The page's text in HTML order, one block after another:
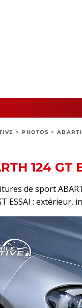
> PHOTOS >
124 GT
de sport
ESSAI :